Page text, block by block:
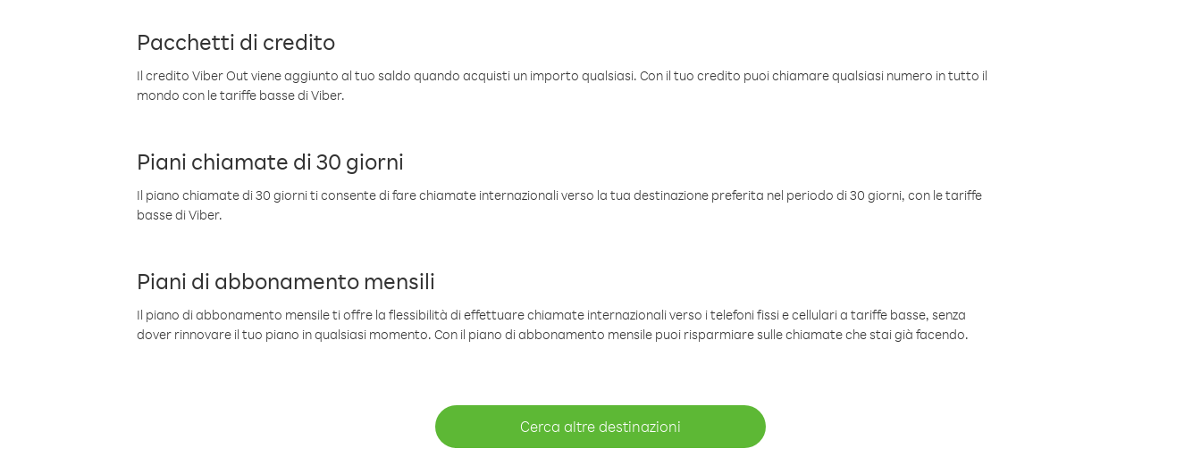
Pacchetti di credito
Il credito Viber Out viene aggiunto al tuo saldo quando acquisti un importo qualsiasi. Con il tuo credito puoi chiamare qualsiasi numero in tutto il
mondo con le tariffe basse di Viber.
Piani chiamate di 30 giorni
Il piano chiamate di 30 giorni ti consente di fare chiamate internazionali verso la tua destinazione preferita nel periodo di 30 giorni, con le tariffe
basse di Viber.
Piani di abbonamento mensili
Il piano di abbonamento mensile ti offre la flessibilità di effettuare chiamate internazionali verso i telefoni fissi e cellulari a tariffe basse, senza
dover rinnovare il tuo piano in qualsiasi momento. Con il piano di abbonamento mensile puoi risparmiare sulle chiamate che stai già facendo.
Cerca altre destinazioni